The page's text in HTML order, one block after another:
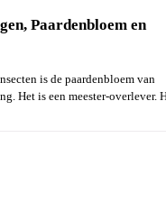
Paardenbloem en
is de paardenbloem van
Het is een meester-overlever.